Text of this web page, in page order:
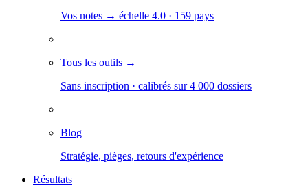
Vos notes → échelle 4.0 · 159 pays
Tous les outils →
Sans inscription · calibrés sur 4 000 dossiers
Blog
Stratégie, pièges, retours d'expérience
Résultats